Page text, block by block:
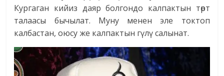
Кургаган кийиз даяр болгондо калпактын төрт
талаасы бычылат. Муну менен эле токтоп
калбастан, оюсу же калпактын гүлү салынат.